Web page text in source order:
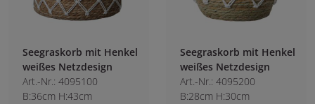
Seegraskorb mit Henkel
weißes Netzdesign
Art.-Nr.: 4095100
B:36cm H:43cm
Seegraskorb mit Henkel
weißes Netzdesign
Art.-Nr.: 4095200
B:28cm H:30cm